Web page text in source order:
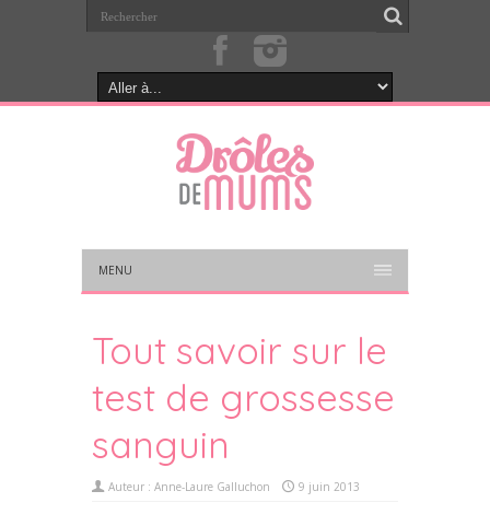
MENU
Tout savoir sur le
test de grossesse
sanguin
Auteur : Anne-Laure Galluchon 9 juin 2013